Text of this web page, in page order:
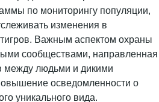
по мониторингу популяции,
изменения в
Важным аспектом охраны
сообществами, направленная
между людьми и дикими
осведомленности о
уникального вида.